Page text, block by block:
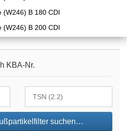
(W246) B 180 CDI
(W246) B 200 CDI
KBA-Nr.
suchen…